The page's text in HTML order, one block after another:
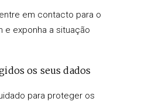
em contacto para o
e exponha a situação
os seus dados
para proteger os